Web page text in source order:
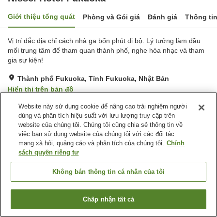
Giới thiệu tổng quát Phòng và Gói giá Đánh giá Thông
Vị trí đắc địa chỉ cách nhà ga bốn phút đi bộ. Lý tưởng làm đầu
mối trung tâm để tham quan thành phố, nghe hòa nhạc và tham
gia sự kiện!
Thành phố Fukuoka, Tỉnh Fukuoka, Nhật Bản
Hiển thị trên bản đồ
Đánh giá:99lượt
Tiện nghi chỗ nghỉ
Wi-Fi
Khu hút thuốc riêng
Máy bán hàng tự động
Trang chủ Nhật Bản Tỉnh Fukuoka
Thành phố Fukuoka
Nissei Hotel Fukuoka
Tìm phòng trống
Website này sử dụng cookie để nâng cao trải nghiệm người
dùng và phân tích hiệu suất với lưu lượng truy cập trên
website của chúng tôi. Chúng tôi cũng chia sẻ thông tin về
việc bạn sử dụng website của chúng tôi với các đối tác
mạng xã hội, quảng cáo và phân tích của chúng tôi. Chính
sách quyền riêng tư
Không bán thông tin cá nhân của tôi
Chấp nhận tất cả